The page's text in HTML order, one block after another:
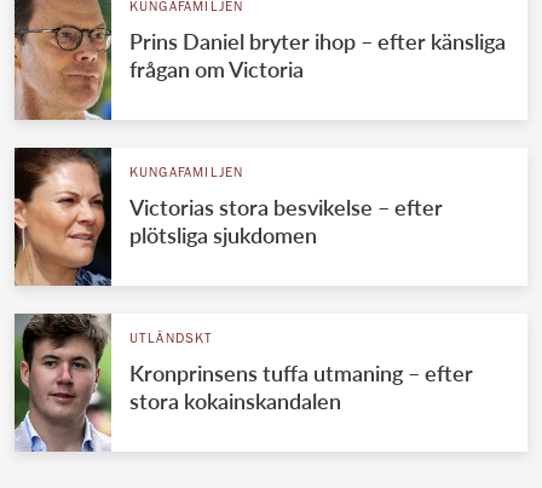
KUNGAFAMILJEN
Prins Daniel bryter ihop – efter känsliga
frågan om Victoria
KUNGAFAMILJEN
Victorias stora besvikelse – efter
plötsliga sjukdomen
UTLÄNDSKT
Kronprinsens tuffa utmaning – efter
stora kokainskandalen